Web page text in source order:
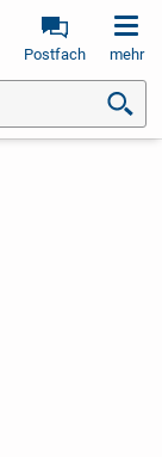
Postfach mehr